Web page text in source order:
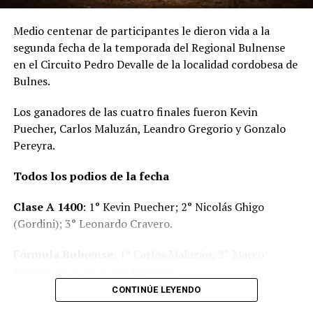
Medio centenar de participantes le dieron vida a la
segunda fecha de la temporada del Regional Bulnense
en el Circuito Pedro Devalle de la localidad cordobesa de
Bulnes.
Los ganadores de las cuatro finales fueron Kevin
Puecher, Carlos Maluzán, Leandro Gregorio y Gonzalo
Pereyra.
Todos los podios de la fecha
Clase A 1400: 1° Kevin Puecher; 2° Nicolás Ghigo
(Gordini); 3° Leonardo Cravero.
: 1° Leandro Gregorio; 2° Lautaro Cravero
CONTINÚE LEYENDO